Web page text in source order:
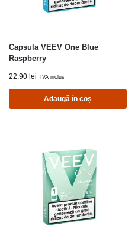
Capsula VEEV One Blue
Raspberry
22,90 lei TVA inclus
Adaugă în coș